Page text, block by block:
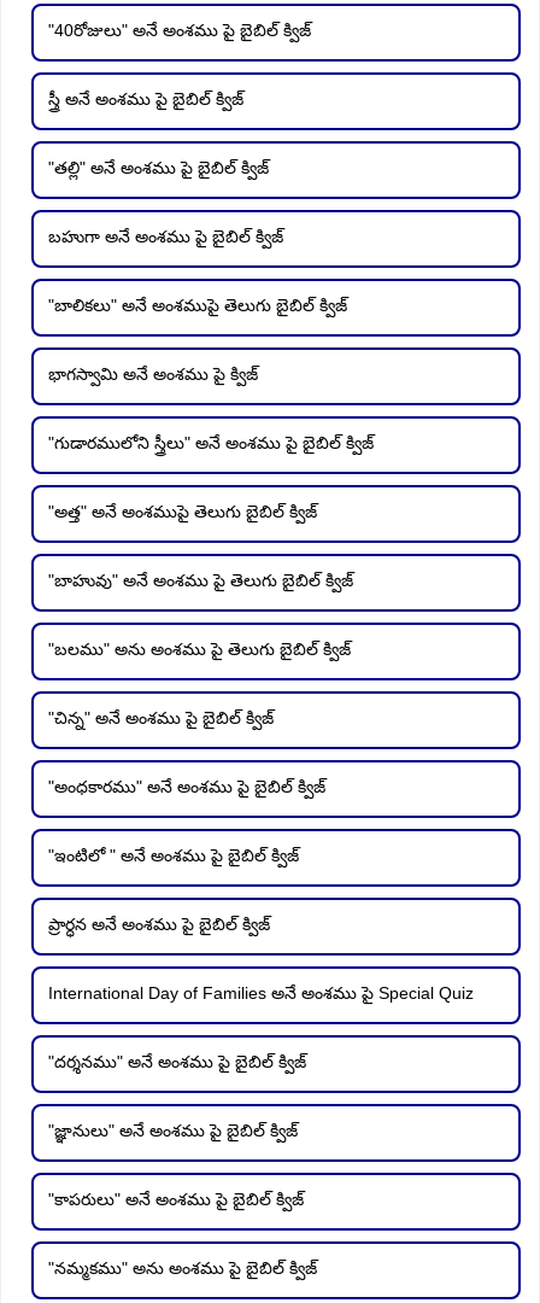
"40రోజులు" అనే అంశము పై బైబిల్ క్విజ్
స్త్రీ అనే అంశము పై బైబిల్ క్విజ్
"తల్లి" అనే అంశము పై బైబిల్ క్విజ్
బహుగా అనే అంశము పై బైబిల్ క్విజ్
"బాలికలు" అనే అంశముపై తెలుగు బైబిల్ క్విజ్
భాగస్వామి అనే అంశము పై క్విజ్
"గుడారములోని స్త్రీలు" అనే అంశము పై బైబిల్ క్విజ్
"అత్త" అనే అంశముపై తెలుగు బైబిల్ క్విజ్
"బాహువు" అనే అంశము పై తెలుగు బైబిల్ క్విజ్
"బలము" అను అంశము పై తెలుగు బైబిల్ క్విజ్
"చిన్న" అనే అంశము పై బైబిల్ క్విజ్
"అంధకారము" అనే అంశము పై బైబిల్ క్విజ్
"ఇంటిలో " అనే అంశము పై బైబిల్ క్విజ్
ప్రార్ధన అనే అంశము పై బైబిల్ క్విజ్
International Day of Families అనే అంశము పై Special Quiz
"దర్శనము" అనే అంశము పై బైబిల్ క్విజ్
"జ్ఞానులు" అనే అంశము పై బైబిల్ క్విజ్
"కాపరులు" అనే అంశము పై బైబిల్ క్విజ్
"నమ్మకము" అను అంశము పై బైబిల్ క్విజ్